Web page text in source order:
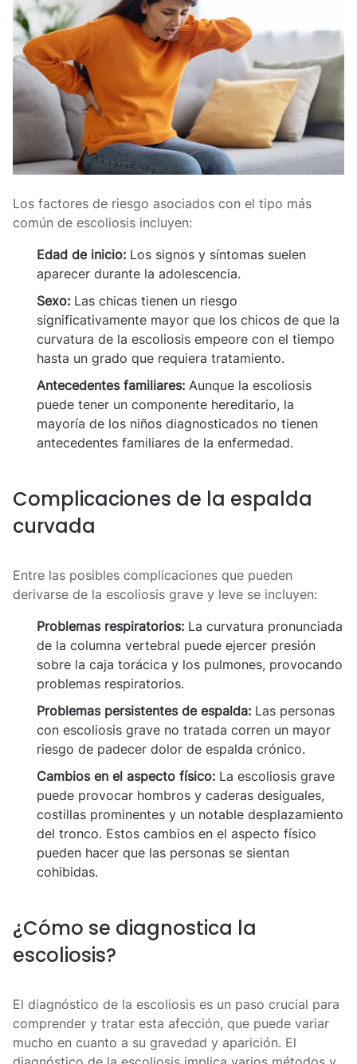
Los factores de riesgo asociados con el tipo más
común de escoliosis incluyen:
Edad de inicio: Los signos y síntomas suelen
aparecer durante la adolescencia.
Sexo: Las chicas tienen un riesgo
significativamente mayor que los chicos de que la
curvatura de la escoliosis empeore con el tiempo
hasta un grado que requiera tratamiento.
Antecedentes familiares: Aunque la escoliosis
puede tener un componente hereditario, la
mayoría de los niños diagnosticados no tienen
antecedentes familiares de la enfermedad.
Complicaciones de la espalda
curvada
Entre las posibles complicaciones que pueden
derivarse de la escoliosis grave y leve se incluyen:
Problemas respiratorios: La curvatura pronunciada
de la columna vertebral puede ejercer presión
sobre la caja torácica y los pulmones, provocando
problemas respiratorios.
Problemas persistentes de espalda: Las personas
con escoliosis grave no tratada corren un mayor
riesgo de padecer dolor de espalda crónico.
Cambios en el aspecto físico: La escoliosis grave
puede provocar hombros y caderas desiguales,
costillas prominentes y un notable desplazamiento
del tronco. Estos cambios en el aspecto físico
pueden hacer que las personas se sientan
cohibidas.
¿Cómo se diagnostica la
escoliosis?
El diagnóstico de la escoliosis es un paso crucial para
comprender y tratar esta afección, que puede variar
mucho en cuanto a su gravedad y aparición. El